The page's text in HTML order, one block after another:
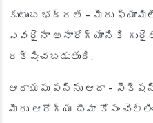
కుటుంబ భద్రత - మీరు
ఎవరైనా అనారోగ్యానికి గురైతే
రక్షించబడుతుంది.
ఆదాయపు పన్ను ఆదా -
మీరు ఆరోగ్య బీమా కోసం